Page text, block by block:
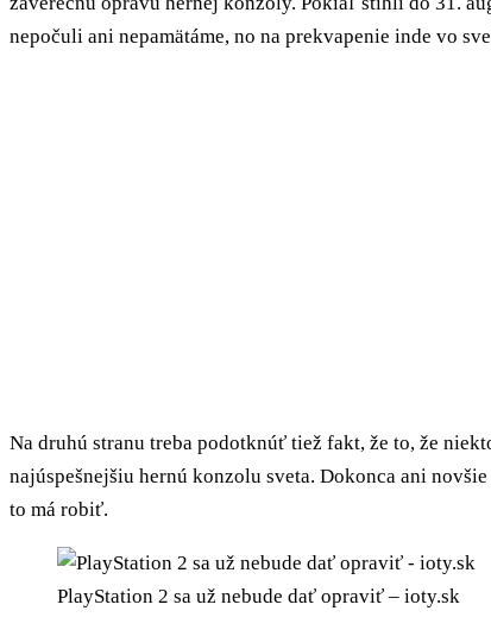
nepočuli ani nepamätáme, no na prekvapenie inde vo
Na druhú stranu treba podotknúť tiež fakt, že to, že
najúspešnejšiu hernú konzolu sveta. Dokonca ani
to má robiť.
PlayStation 2 sa už nebude dať opraviť – ioty.sk